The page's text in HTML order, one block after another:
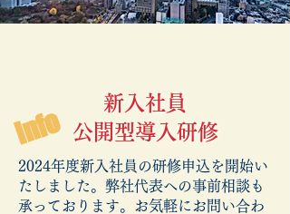
​info
新入社員
公開型導入研修
2024年度新入社員の研修申込を開始い
たしました。弊社代表への事前相談も
承っております。お気軽にお問い合わ